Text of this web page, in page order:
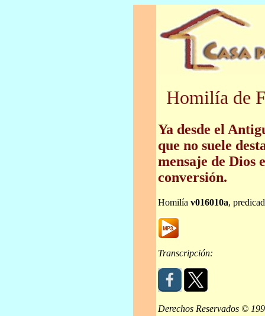
Homilía de
Ya desde el
que no suele
mensaje de Dios
conversión.
Homilía v016010a,
Transcripción:
Derechos Reservados ©